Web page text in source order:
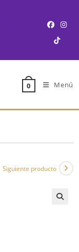
0 Menú
Siguiente producto